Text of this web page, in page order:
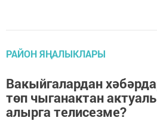
РАЙОН ЯҢАЛЫКЛАРЫ
Вакыйгалардан
төп чыганактан
алырга телисезме?